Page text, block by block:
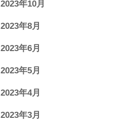
2023年10月
2023年8月
2023年6月
2023年5月
2023年4月
2023年3月